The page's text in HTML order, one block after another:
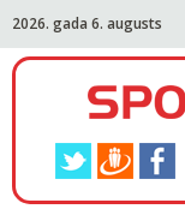
2026. gada 6. augusts